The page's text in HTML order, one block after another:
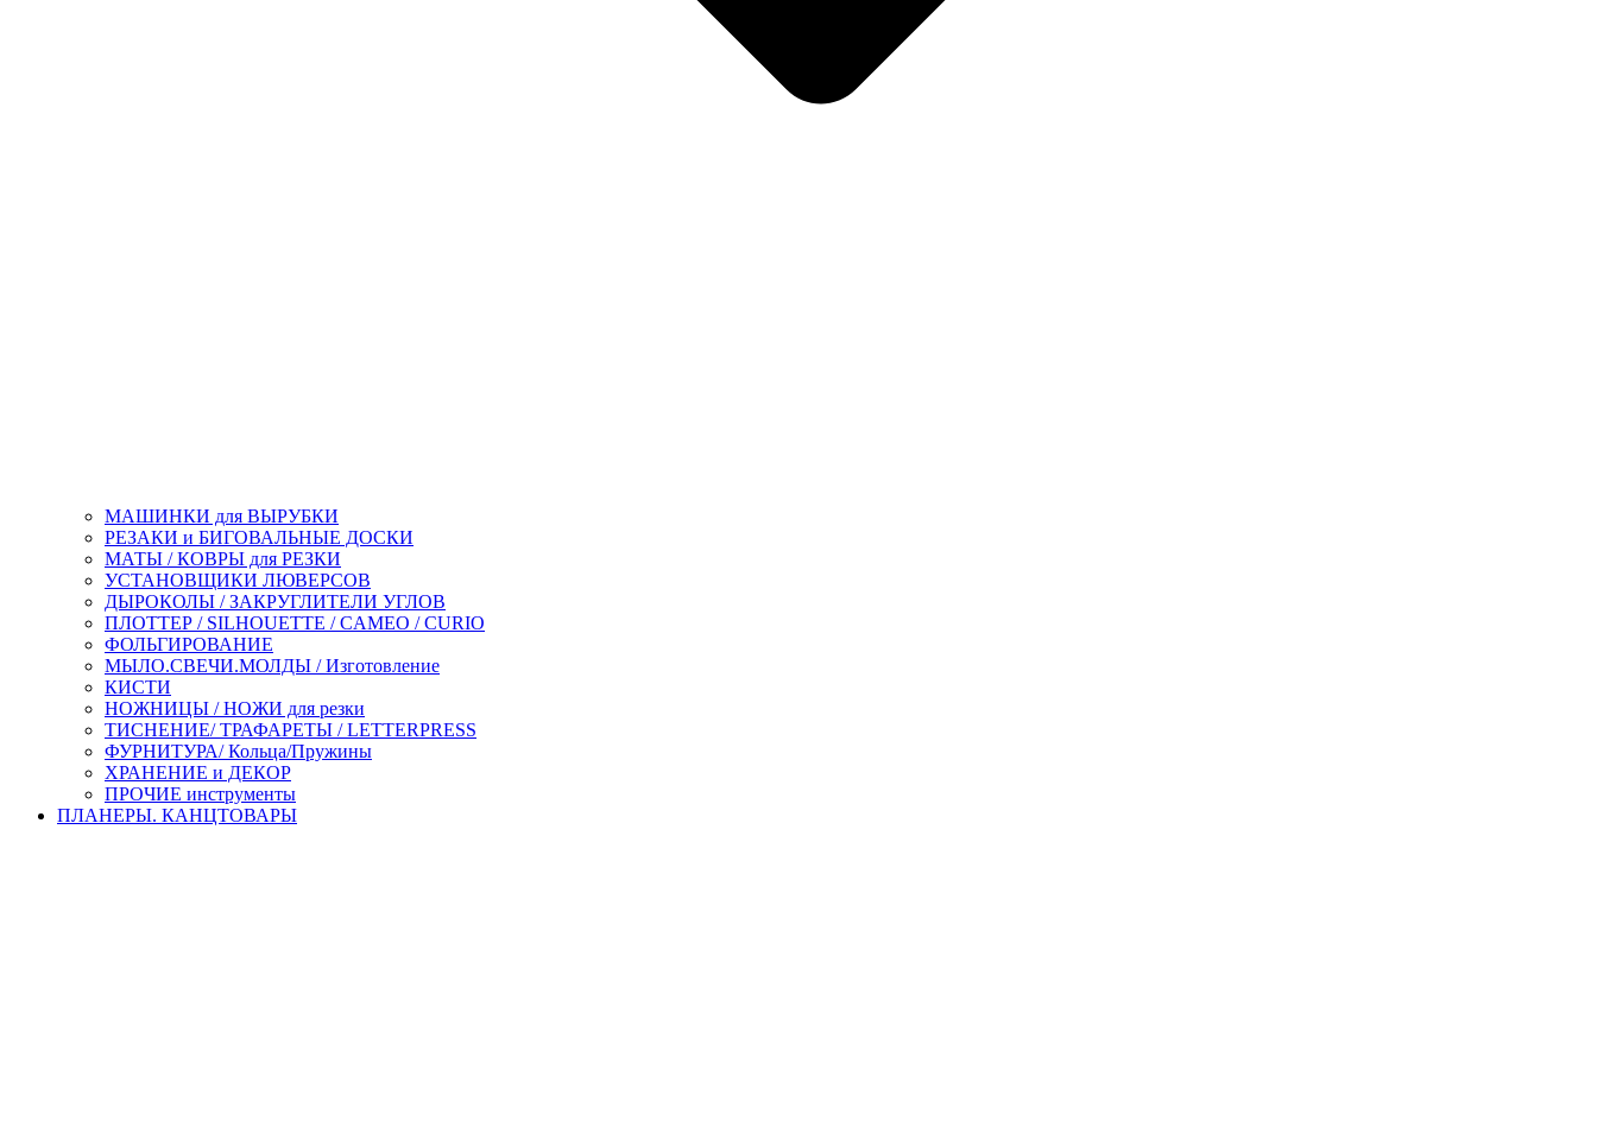
МАШИНКИ для ВЫРУБКИ
РЕЗАКИ и БИГОВАЛЬНЫЕ ДОСКИ
МАТЫ / КОВРЫ для РЕЗКИ
УСТАНОВЩИКИ ЛЮВЕРСОВ
ДЫРОКОЛЫ / ЗАКРУГЛИТЕЛИ УГЛОВ
ПЛОТТЕР / SILHOUETTE / CAMEO / CURIO
ФОЛЬГИРОВАНИЕ
МЫЛО.СВЕЧИ.МОЛДЫ / Изготовление
КИСТИ
НОЖНИЦЫ / НОЖИ для резки
ТИСНЕНИЕ/ ТРАФАРЕТЫ / LETTERPRESS
ФУРНИТУРА/ Кольца/Пружины
ХРАНЕНИЕ и ДЕКОР
ПРОЧИЕ инструменты
ПЛАНЕРЫ. КАНЦТОВАРЫ